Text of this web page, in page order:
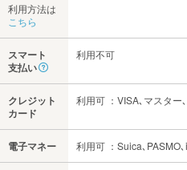
利用方法は
こちら
スマート
支払い
利用不可
クレジット
カード
利用可 ：VISA､マスター
電子マネー 利用可 ：Suica､PASMO